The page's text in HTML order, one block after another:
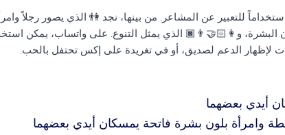
للتعبير عن المشاعر. من بينها، نجد 👫 الذي يصور رجلاً
البشرة، و👩🏻‍🤝‍👨🏿 الذي يمثل التنوع. على واتساب، يمكن
لإظهار الدعم لصديق، أو في تغريدة على إكس تحتفل بالحب.
أيدي بعضهما
وامرأة بلون بشرة فاتحة يمسكان أيدي بعضهما